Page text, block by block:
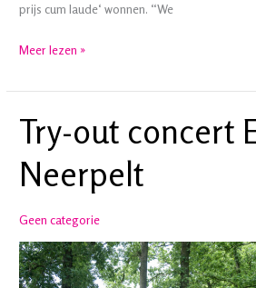
prijs cum laude‘ wonnen. “We
Drents
steelt
de
in
België:
alles
uit
Meer lezen »
Try-out concert
Neerpelt
Geen categorie